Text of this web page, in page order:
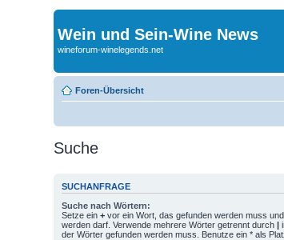
Wein und Sein-Wine News
wineforum-winelegends.net
Foren-Übersicht
Suche
SUCHANFRAGE
Suche nach Wörtern:
Setze ein+ vor ein Wort, das gefunden werden muss
werden darf. Verwende mehrere Wörter getrennt durch|
der Wörter gefunden werden muss. Benutze ein * als